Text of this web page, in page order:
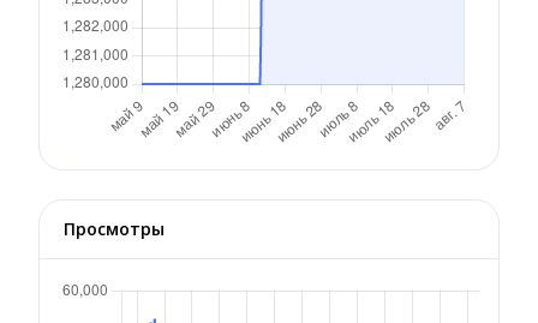
Просмотры